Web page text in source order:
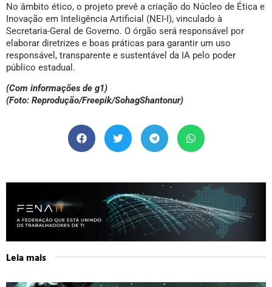
No âmbito ético, o projeto prevê a criação do Núcleo de Ética e
Inovação em Inteligência Artificial (NEI-I), vinculado à
Secretaria-Geral de Governo. O órgão será responsável por
elaborar diretrizes e boas práticas para garantir um uso
responsável, transparente e sustentável da IA pelo poder
público estadual.
(Com informações de g1)
(Foto: Reprodução/Freepik/SohagShantonur)
Leia mais